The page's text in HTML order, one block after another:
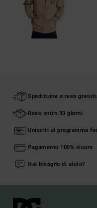
Spedizione e reso
Reso entro 30 giorni
Unisciti al programma
Pagamento 100% sicuro
Hai bisogno di aiuto?